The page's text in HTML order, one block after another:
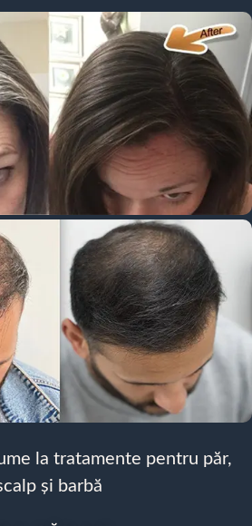
la tratamente pentru păr,
și barbă